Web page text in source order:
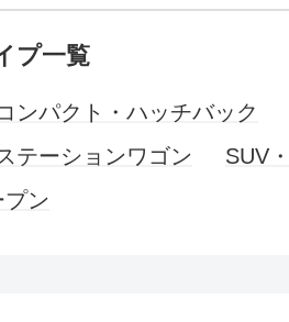
プ一覧
ンパクト・ハッチバック
テーションワゴン
SUV
プン